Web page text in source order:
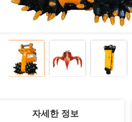
자세한 정보